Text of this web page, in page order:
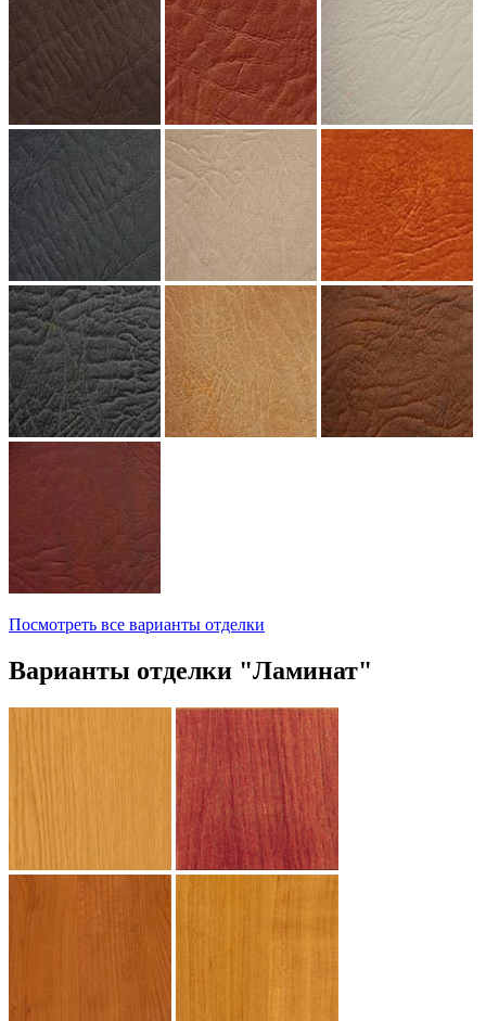
Посмотреть все варианты отделки
Варианты отделки "Ламинат"